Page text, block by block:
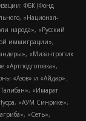
ФБК (Фонд
«Национал-
народа», «Русский
иммиграции»,
«Мизантропик
«Артподготовка»,
«Азов» и «Айдар».
«Имарат
«АУМ Синрике»,
«Сеть»,